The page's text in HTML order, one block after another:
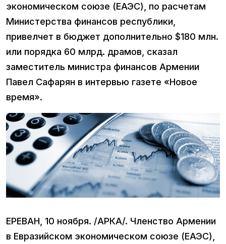
экономическом союзе (ЕАЭС), по расчетам
Министерства финансов республики,
привелчет в бюджет дополнительно $180 млн.
или порядка 60 млрд. драмов, сказал
заместитель министра финансов Армении
Павел Сафарян в интервью газете «Новое
время».
ЕРЕВАН, 10 ноября. /АРКА/. Членство Армении
в Евразийском экономическом союзе (ЕАЭС),